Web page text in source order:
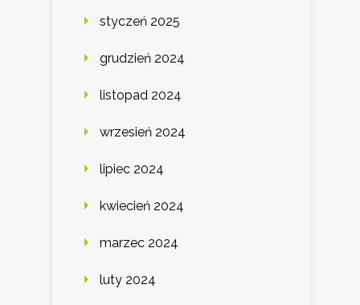
styczeń 2025
grudzień 2024
listopad 2024
wrzesień 2024
lipiec 2024
kwiecień 2024
marzec 2024
luty 2024